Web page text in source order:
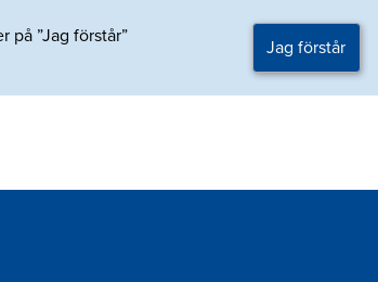
på ”Jag förstår”
Jag förstår